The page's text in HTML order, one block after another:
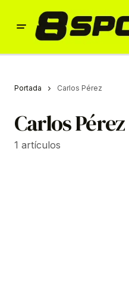
Portada Carlos Pérez
Carlos Pérez
1 artículos